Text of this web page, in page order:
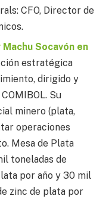
CFO, Director de
Socavón en
estratégica
dirigido y
Su
minero (plata,
operaciones
Mesa de Plata
toneladas de
por año y 30 mil
zinc de plata por